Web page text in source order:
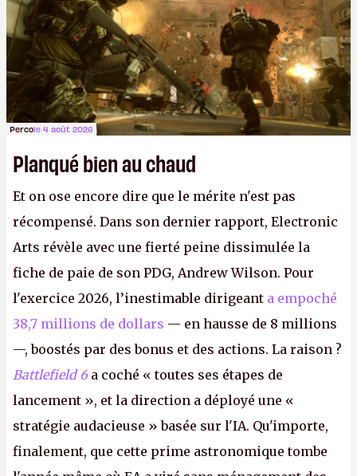
Percole 4 août 2026
Planqué bien au chaud
Et on ose encore dire que le mérite n'est pas
récompensé. Dans son dernier rapport, Electronic
Arts révèle avec une fierté peine dissimulée la
fiche de paie de son PDG, Andrew Wilson. Pour
l'exercice 2026, l’inestimable dirigeant a empoché
38,7 millions de dollars — en hausse de 8 millions
—, boostés par des bonus et des actions. La raison ?
Battlefield 6 a coché « toutes ses étapes de
lancement », et la direction a déployé une «
stratégie audacieuse » basée sur l'IA. Qu'importe,
finalement, que cette prime astronomique tombe